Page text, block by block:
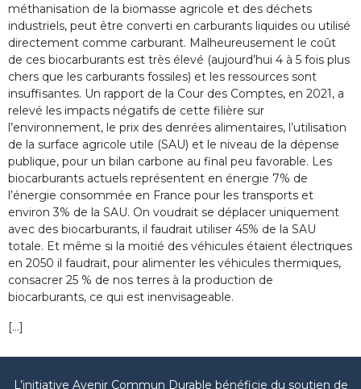
méthanisation de la biomasse agricole et des déchets
industriels, peut être converti en carburants liquides ou utilisé
directement comme carburant. Malheureusement le coût
de ces biocarburants est très élevé (aujourd’hui 4 à 5 fois plus
chers que les carburants fossiles) et les ressources sont
insuffisantes. Un rapport de la Cour des Comptes, en 2021, a
relevé les impacts négatifs de cette filière sur
l’environnement, le prix des denrées alimentaires, l’utilisation
de la surface agricole utile (SAU) et le niveau de la dépense
publique, pour un bilan carbone au final peu favorable. Les
biocarburants actuels représentent en énergie 7% de
l’énergie consommée en France pour les transports et
environ 3% de la SAU. On voudrait se déplacer uniquement
avec des biocarburants, il faudrait utiliser 45% de la SAU
totale. Et même si la moitié des véhicules étaient électriques
en 2050 il faudrait, pour alimenter les véhicules thermiques,
consacrer 25 % de nos terres à la production de
biocarburants, ce qui est inenvisageable.
[…]
L’initiative Avenir Commun Durable bénéficie du soutien de